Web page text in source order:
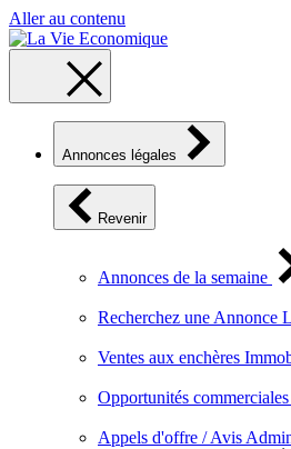
Aller au contenu
Annonces légales
Revenir
Annonces de la semaine
Recherchez une Annonce
Ventes aux enchères
Opportunités commerciales
Appels d'offre / Avis